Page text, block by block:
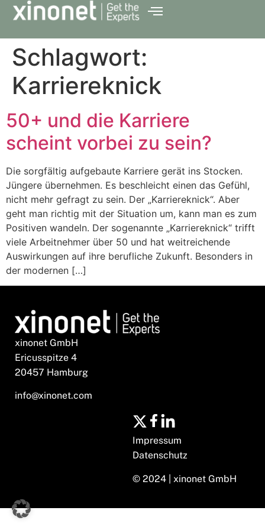
Schlagwort:
Karriereknick
50+ und die Karriere
scheint vorbei zu sein?
Die sorgfältig aufgebaute Karriere gerät ins Stocken.
Jüngere übernehmen. Es beschleicht einen das Gefühl,
nicht mehr gefragt zu sein. Der „Karriereknick“. Aber
geht man richtig mit der Situation um, kann man es zum
Positiven wandeln. Der sogenannte „Karriereknick“ trifft
viele Arbeitnehmer über 50 und hat weitreichende
Auswirkungen auf ihre berufliche Zukunft. Besonders in
der modernen […]
xinonet GmbH
Ericusspitze 4
20457 Hamburg
info@xinonet.com
Impressum
Datenschutz
© 2024 | xinonet GmbH